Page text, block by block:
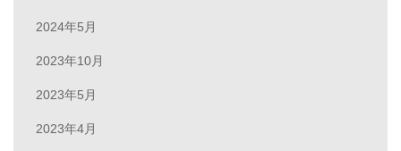
2024年5月
2023年10月
2023年5月
2023年4月